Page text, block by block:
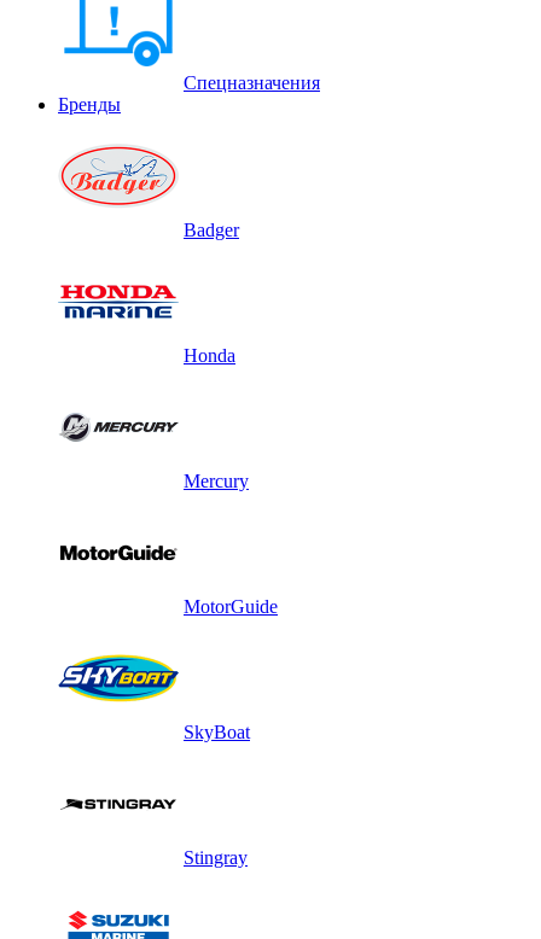
Спецназначения
Бренды
Badger
Honda
Mercury
MotorGuide
SkyBoat
Stingray